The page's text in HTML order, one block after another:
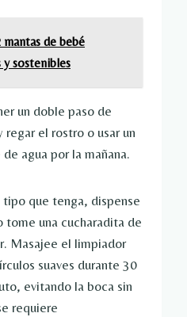
mantas de bebé
sostenibles
un doble paso de
el rostro o usar un
agua por la mañana.
tipo que tenga, dispense
una cucharadita de
Masajee el limpiador
suaves durante 30
evitando la boca sin
requiere